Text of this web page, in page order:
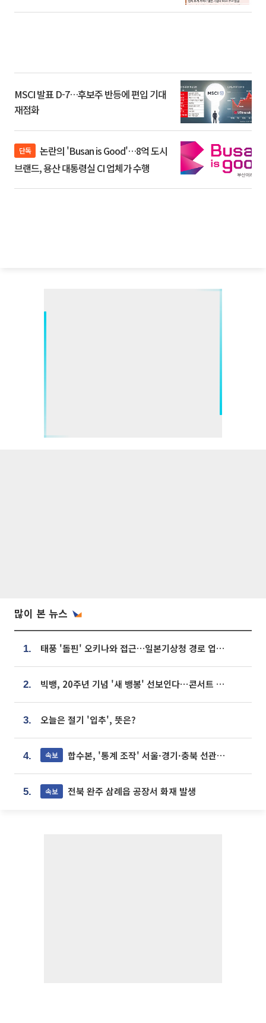
MSCI 발표 D-7…후보주 반등에 편입 기대
재점화
단독
브랜드, 용산 대통령실 CI 업체가 수행
많이 본 뉴스
1. 태풍 '돌핀' 오키나와 접근…일본기상청 경로 업데이트
2. 빅뱅, 20주년 기념 '새 뱅봉' 선보인다⋯콘서트 앞두고 팝업 개최
3. 오늘은 절기 '입추', 뜻은?
4. 속보 합수본, '통계 조작' 서울·경기·충북 선관위 등 추가 압수수색
5. 속보 전북 완주 삼례읍 공장서 화재 발생